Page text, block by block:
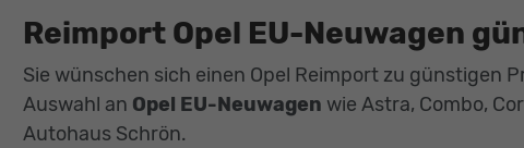
Reimport Opel EU-Neuwagen
Sie wünschen sich einen Opel Reimport zu günstigen
Auswahl an Opel EU-Neuwagen wie Astra, Combo,
Autohaus Schrön.